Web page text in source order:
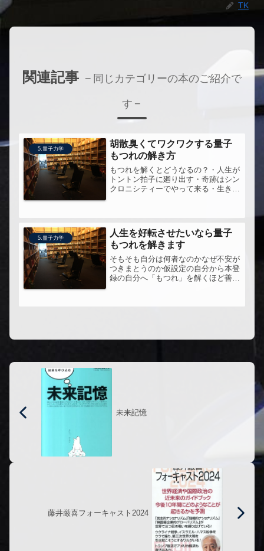
TK
関連記事
同じカテゴリーの本のご紹介で
す
5.量子力学
胡散臭くてワクワクする量子
もつれの解き方
もつれを解くとどうなるの？・人生が
トントン拍子に廻り出す・奇跡はシン
クロニシティーでやって来る・生きる
5.量子力学
人生を好転させたいなら量子
もつれを解きます
そもそも自分は何者なのかなぜ不安が
つきまとうのか仮設定の自分から本登
録の自分へ「もつれ」を解くほど善の
未来記憶
藤井厳喜フォーキャスト2024